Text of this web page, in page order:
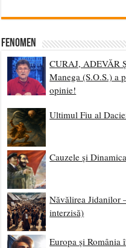
Fenomen
CURAJ, ADEVĂR
Manega (S.O.S.) a
opinie!
Ultimul Fiu al
Cauzele și
Năvălirea Jidanilor
interzisă)
Europa și România